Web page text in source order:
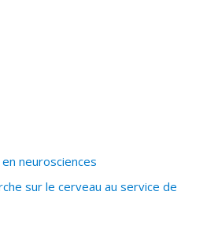
neurosciences
sur le cerveau au service de